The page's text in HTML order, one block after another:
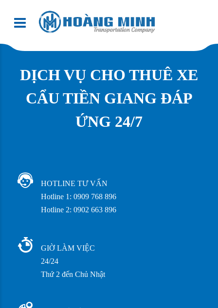
DỊCH VỤ CHO THUÊ XE
CẨU TIỀN GIANG ĐÁP
ỨNG 24/7
HOTLINE TƯ VẤN
Hotline 1: 0909 768 896
Hotline 2: 0902 663 896
GIỜ LÀM VIỆC
24/24
Thứ 2 đến Chủ Nhật